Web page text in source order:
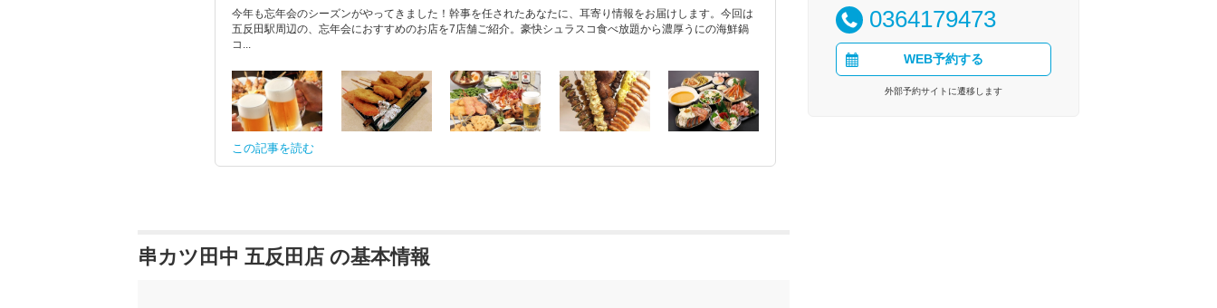
今年も忘年会のシーズンがやってきました！幹事を任されたあなたに、耳寄り情報をお届けします。今回は
五反田駅周辺の、忘年会におすすめのお店を7店舗ご紹介。豪快シュラスコ食べ放題から濃厚うにの海鮮鍋
コ...
この記事を読む
串カツ田中 五反田店 の基本情報
0364179473
WEB予約する
外部予約サイトに遷移します